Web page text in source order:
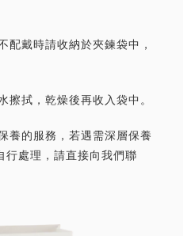
配戴時請收納於夾鍊袋中，
拭，乾燥後再收入袋中。
養的服務，若遇需深層保養
行處理，請直接向我們聯